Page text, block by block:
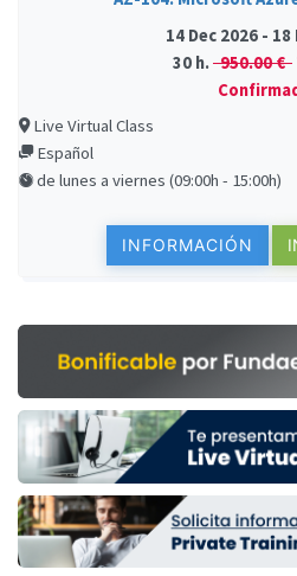
14 Dec 2026 - 18
30 h.950.00 €
Live Virtual Class
Español
de lunes a viernes (09:00h - 15:00h)
INFORMACIÓN